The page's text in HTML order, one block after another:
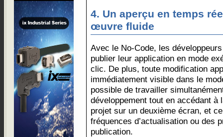
4. Un aperçu en temps
œuvre fluide
Avec le No-Code, les
publier leur application en mode
clic. De plus, toute modification
immédiatement visible dans le
possible de travailler
développement tout en accédant à
projet sur un deuxième écran, et
fréquences d’actualisation ou des
publication.